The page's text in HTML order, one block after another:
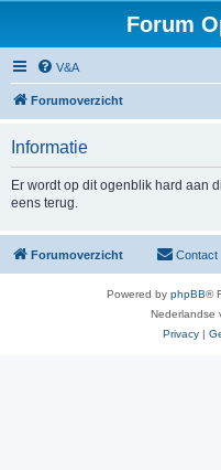
Forum
V&A
Forumoverzicht
Informatie
Er wordt op dit ogenblik hard aan
eens terug.
Forumoverzicht Contact
Powered by phpBB®
Nederlandse
Privacy |